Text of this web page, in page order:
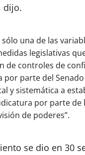
dijo.
una de las
legislativas
de controles de
por parte del
y sistemática a
por parte
de poderes”.
se dio en 30